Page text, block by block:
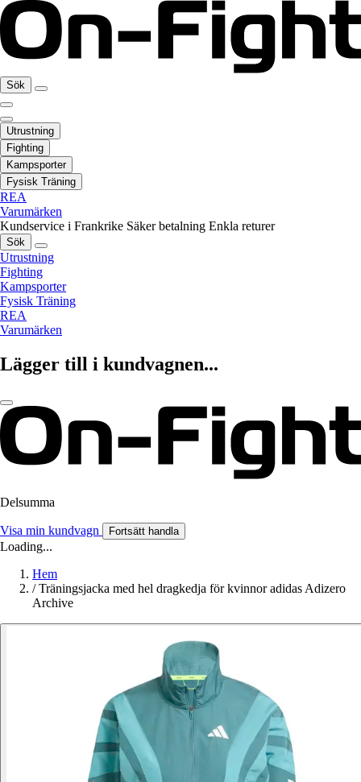
Sök
Utrustning
Fighting
Kampsporter
Fysisk Träning
REA
Varumärken
Kundservice i Frankrike Säker betalning Enkla returer
Sök
Utrustning
Fighting
Kampsporter
Fysisk Träning
REA
Varumärken
Lägger till i kundvagnen...
Delsumma
Visa min kundvagn Fortsätt handla
Loading...
Hem
/ Träningsjacka med hel dragkedja för kvinnor adidas Adizero
Archive